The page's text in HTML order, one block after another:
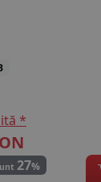
*
27%